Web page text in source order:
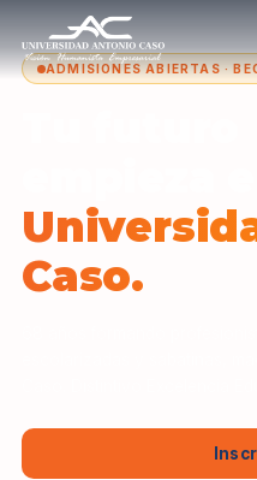
ADMISIONES ABIERTAS ·
Caso.